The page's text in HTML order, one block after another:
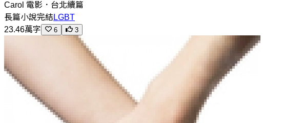
Carol 電影．台北續篇
長篇小說完結 LGBT
23.46萬字
6 3